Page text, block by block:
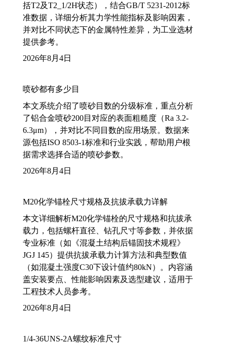
括T2及T2_1/2H状态），结合GB/T 5231-2012标
准数据，详细分析其力学性能指标及影响因素，
并对比不同状态下的金属特性差异，为工业选材
提供参考。
2026年8月4日
喷砂都有多少目
本文系统介绍了喷砂目数的分级标准，重点分析
了铝合金喷砂200目对应的表面粗糙度（Ra 3.2-
6.3μm），并对比不同目数的应用场景。数据来
源包括ISO 8503-1标准和行业实践，帮助用户根
据需求选择合适的喷砂参数。
2026年8月4日
M20化学锚栓尺寸规格及抗拔承载力详解
本文详细解析M20化学锚栓的尺寸规格和抗拔承
载力，包括螺杆直径、钻孔尺寸等参数，并依据
专业标准（如《混凝土结构后锚固技术规程》
JGJ 145）提供抗拔承载力计算方法和典型数值
（如混凝土强度C30下设计值约80kN）。内容涵
盖安装要点、性能影响因素及选型建议，适用于
工程技术人员参考。
2026年8月4日
1/4-36UNS-2A螺纹标准尺寸